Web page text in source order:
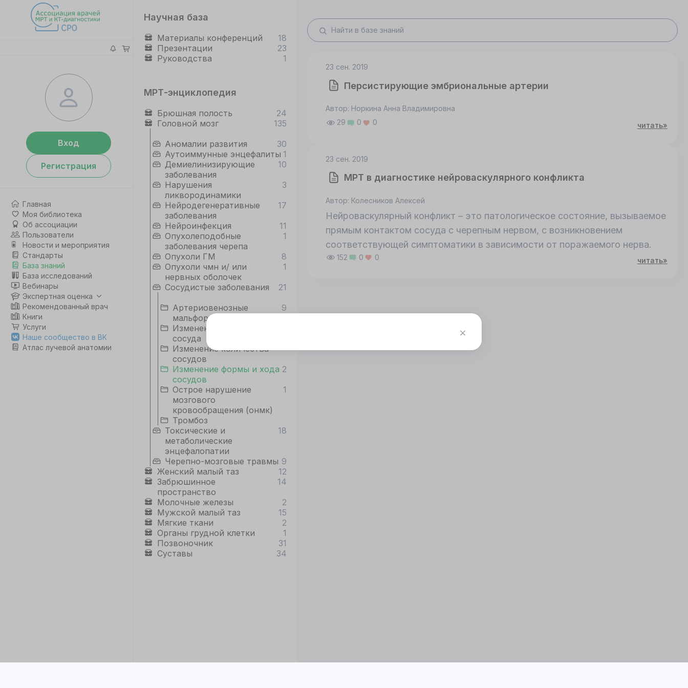
Вход
Регистрация
Главная
Моя библиотека
Об ассоциации
Пользователи
Новости и мероприятия
Стандарты
База знаний
База исследований
Вебинары
Экспертная оценка
Рекомендованный врач
Книги
Услуги
Наше сообщество в ВК
Атлас лучевой анатомии
Научная база
Материалы конференций
18
Презентации
23
Руководства
1
МРТ-энциклопедия
Брюшная полость
24
Головной мозг
135
Аномалии развития
30
Аутоиммунные энцефалиты 1
Демиелинизирующие
заболевания
10
Нарушения
ликвородинамики
3
Нейродегенеративные
заболевания
17
Нейроинфекция
11
Опухолеподобные
заболевания черепа
1
Опухоли ГМ
8
Опухоли чмн и/ или
нервных оболочек
1
Сосудистые заболевания
21
Артериовенозные
мальформации
9
Изменение диаметра
сосуда
Изменение количества
сосудов
Изменение формы и хода
сосудов
2
Острое нарушение
мозгового
кровообращения (онмк)
1
Тромбоз
Токсические и
метаболические
энцефалопатии
18
Черепно-мозговые травмы 9
Женский малый таз
12
Забрюшинное
пространство
14
Молочные железы
2
Мужской малый таз
15
Мягкие ткани
2
Органы грудной клетки
1
Позвоночник
31
Суставы
34
23 сен. 2019
Персистирующие эмбриональные артерии
Автор: Норкина Анна Владимировна
29
0 0 читать»
23 сен. 2019
МРТ в диагностике нейроваскулярного конфликта
Автор: Колесников Алексей
Нейроваскулярный конфликт – это патологическое состояние, вызываемое
прямым контактом сосуда с черепным нервом, с возникновением
соответствующей симптоматики в зависимости от поражаемого нерва.
152 0 0 читать»
Для корректной работы
данного сайта
необходимы файлы
cookie
СОГЛАСИЕ